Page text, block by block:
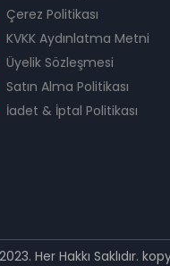
Çerez Politikası
KVKK Aydınlatma Metni
Üyelik Sözleşmesi
Satın Alma Politikası
İadet & İptal Politikası
Her Hakkı Saklıdır.